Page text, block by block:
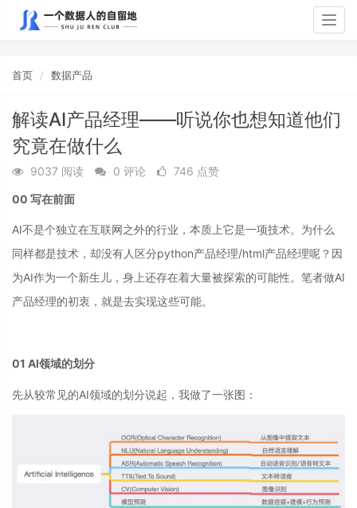
首页 数据产品
解读AI产品经理——听说你也想知道他们
究竟在做什么
9037 阅读 0 评论 746 点赞
00 写在前面
AI不是个独立在互联网之外的行业，本质上它是一项技术。为什么
同样都是技术，却没有人区分python产品经理/html产品经理呢？因
为AI作为一个新生儿，身上还存在着大量被探索的可能性。笔者做AI
产品经理的初衷，就是去实现这些可能。
01 AI领域的划分
先从较常见的AI领域的划分说起，我做了一张图：